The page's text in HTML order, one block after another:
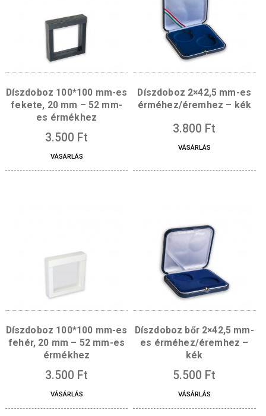
3.900
VÁSÁRLÁS
2.200
VÁSÁRLÁS
fekete, 20 mm – 52 mm-
es érmékhez
3.500
VÁSÁRLÁS
Díszdoboz 2×42,5
érméhez/éremhez
3.800